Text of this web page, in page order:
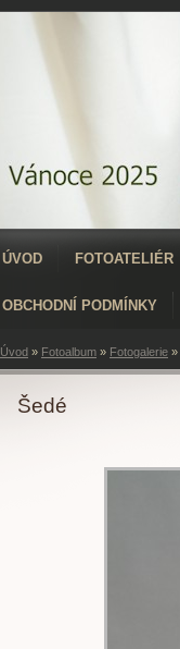
ÚVOD FOTOATELIÉR
OBCHODNÍ PODMÍNKY
Úvod » Fotoalbum » Fotogalerie »
Šedé